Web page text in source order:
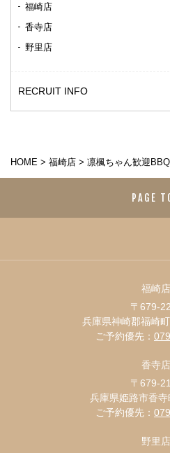
福崎店
香寺店
野里店
RECRUIT INFO
HOME > 福崎店 > 凛楓ちゃん歓迎
PAGE
福崎店
〒679-
兵庫県神崎郡福崎
ご予約優先：
香寺店
〒679-
兵庫県姫路市香
ご予約優先：
野里店